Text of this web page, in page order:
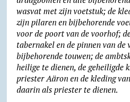
wasvat met zijn voetstuk; de
zijn pilaren en bijbehorende
voor de poort van de voorhof;
tabernakel en de pinnen van de
bijbehorende touwen; de
heilige te dienen, de geheiligde
priester Aäron en de kleding
daarin als priester te dienen.